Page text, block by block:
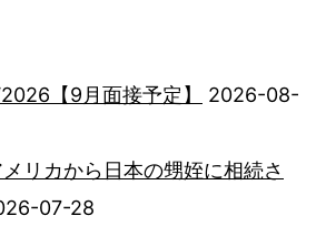
【9月面接予定】
2026-08-
リカから日本の甥姪に相続さ
07-28